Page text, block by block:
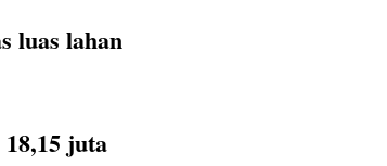
luas lahan
juta